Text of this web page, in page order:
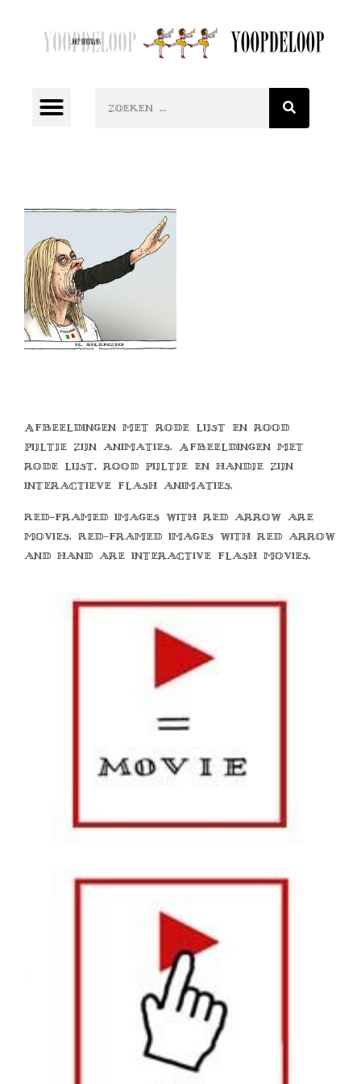
Afbeeldingen met rode lijst en rood
pijltje zijn animaties. Afbeeldingen met
rode lijst, rood pijltje en handje zijn
interactieve flash animaties.
Red-framed images with red arrow are
movies. Red-framed images with red arrow
and hand are interactive flash movies.